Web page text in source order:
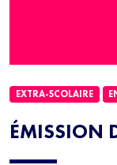
ÉMISSION
EXTRA-SCOLAIRE